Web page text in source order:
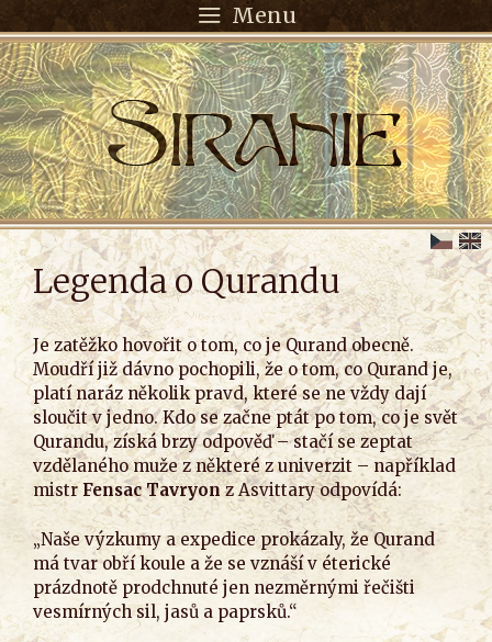
Menu
Legenda o Qurandu
Je zatěžko hovořit o tom, co je Qurand obecně.
Moudří již dávno pochopili, že o tom, co Qurand je,
platí naráz několik pravd, které se ne vždy dají
sloučit v jedno. Kdo se začne ptát po tom, co je svět
Qurandu, získá brzy odpověď – stačí se zeptat
vzdělaného muže z některé z univerzit – například
mistrFensac Tavryonz Asvittary odpovídá:
„Naše výzkumy a expedice prokázaly, že Qurand
má tvar obří koule a že se vznáší v éterické
prázdnotě prodchnuté jen nezměrnými řečišti
vesmírných sil, jasů a paprsků.“